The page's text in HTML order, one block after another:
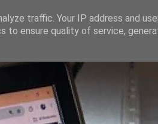
traffic. Your IP address and
to ensure quality of service,